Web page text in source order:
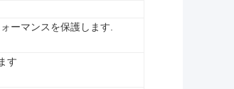
ーマンスを保護します.
す